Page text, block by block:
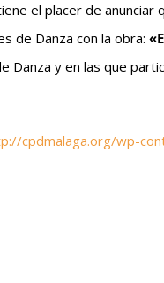
el placer de
de Danza con la obra:
y en las que
cpdmalaga.org/wp-